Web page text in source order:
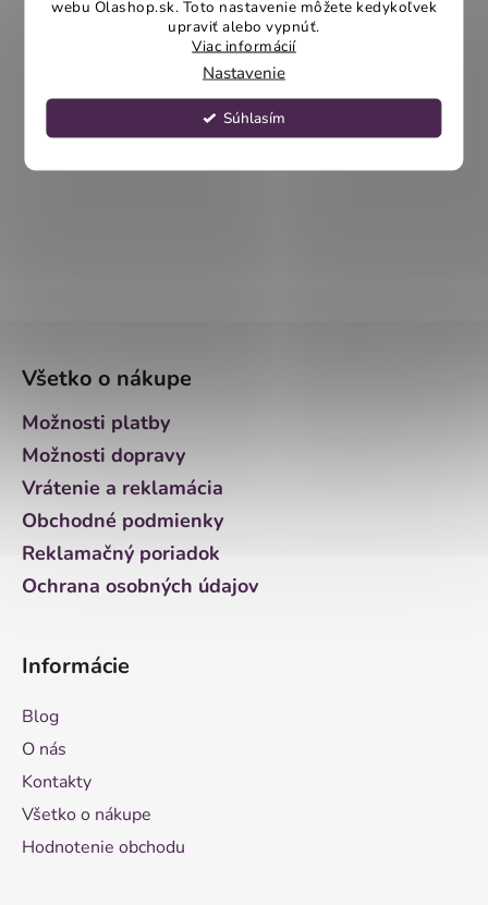
webu Olashop.sk. Toto nastavenie môžete kedykoľvek
upraviť alebo vypnúť.
Viac informácií
Nastavenie
Súhlasím
Všetko o nákupe
Možnosti platby
Možnosti dopravy
Vrátenie a reklamácia
Obchodné podmienky
Reklamačný poriadok
Ochrana osobných údajov
Informácie
Blog
O nás
Kontakty
Všetko o nákupe
Hodnotenie obchodu